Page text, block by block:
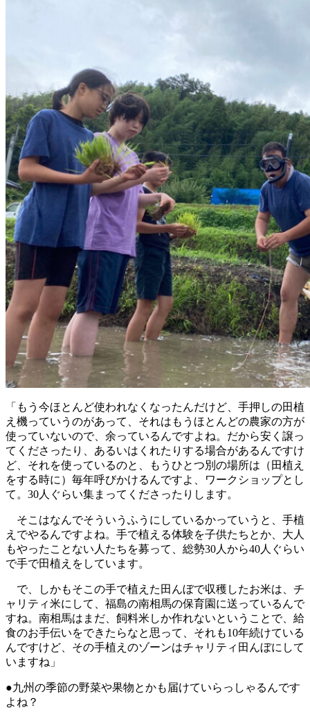
「もう今ほとんど使われなくなったんだけど、手押しの田植
え機っていうのがあって、それはもうほとんどの農家の方が
使っていないので、余っているんですよね。だから安く譲っ
てくださったり、あるいはくれたりする場合があるんですけ
ど、それを使っているのと、もうひとつ別の場所は（田植え
をする時に）毎年呼びかけるんですよ、ワークショップとし
て。30人ぐらい集まってくださったりします。
そこはなんでそういうふうにしているかっていうと、手植
えでやるんですよね。手で植える体験を子供たちとか、大人
もやったことない人たちを募って、総勢30人から40人ぐらい
で手で田植えをしています。
で、しかもそこの手で植えた田んぼで収穫したお米は、チ
ャリティ米にして、福島の南相馬の保育園に送っているんで
すね。南相馬はまだ、飼料米しか作れないということで、給
食のお手伝いをできたらなと思って、それも10年続けている
んですけど、その手植えのゾーンはチャリティ田んぼにして
いますね」
●九州の季節の野菜や果物とかも届けていらっしゃるんです
よね？